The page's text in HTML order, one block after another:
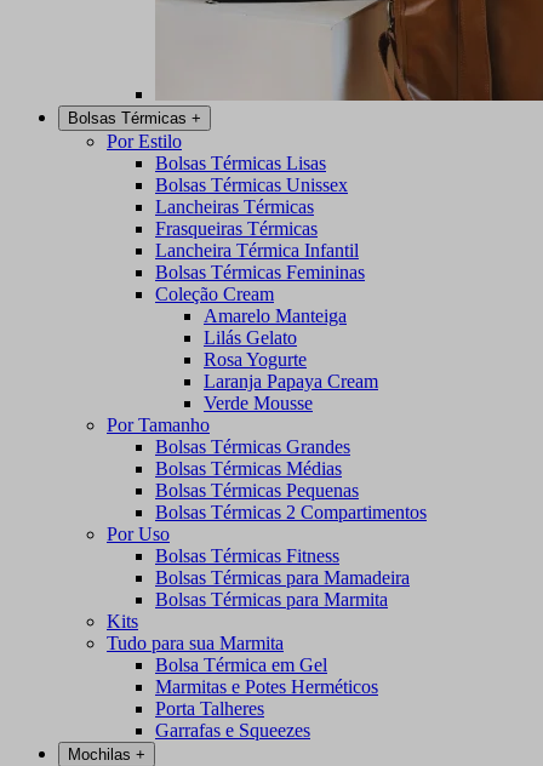
Bolsas Térmicas +
Por Estilo
Bolsas Térmicas Lisas
Bolsas Térmicas Unissex
Lancheiras Térmicas
Frasqueiras Térmicas
Lancheira Térmica Infantil
Bolsas Térmicas Femininas
Coleção Cream
Amarelo Manteiga
Lilás Gelato
Rosa Yogurte
Laranja Papaya Cream
Verde Mousse
Por Tamanho
Bolsas Térmicas Grandes
Bolsas Térmicas Médias
Bolsas Térmicas Pequenas
Bolsas Térmicas 2 Compartimentos
Por Uso
Bolsas Térmicas Fitness
Bolsas Térmicas para Mamadeira
Bolsas Térmicas para Marmita
Kits
Tudo para sua Marmita
Bolsa Térmica em Gel
Marmitas e Potes Herméticos
Porta Talheres
Garrafas e Squeezes
Mochilas +